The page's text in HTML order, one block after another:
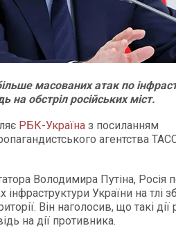
масованих атак по
на обстріл російських міст.
РБК-Україна з посиланням
агентства
Володимира Путіна, Росія
інфраструктури України на тлі
Він наголосив, що такі
на дії противника.